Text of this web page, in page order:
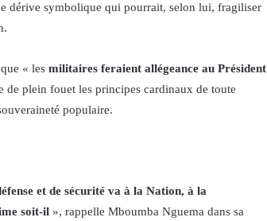
dérive symbolique qui pourrait, selon lui, fragiliser
« les militaires feraient allégeance au Président
de plein fouet les principes cardinaux de toute
populaire.
et de sécurité va à la Nation, à la
soit-il », rappelle Mboumba Nguema dans sa